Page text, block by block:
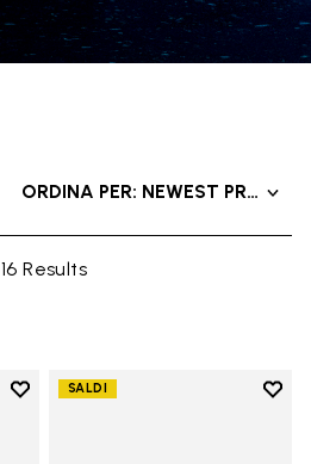
16 Results
ORDINA PER: NEWEST
Add to wishlist
SALDI
Add